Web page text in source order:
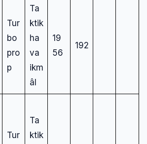
Tur
bo
pro
p
Ta
ktik
ha
va
ikm
âl
19
56
192
Tur
Ta
ktik